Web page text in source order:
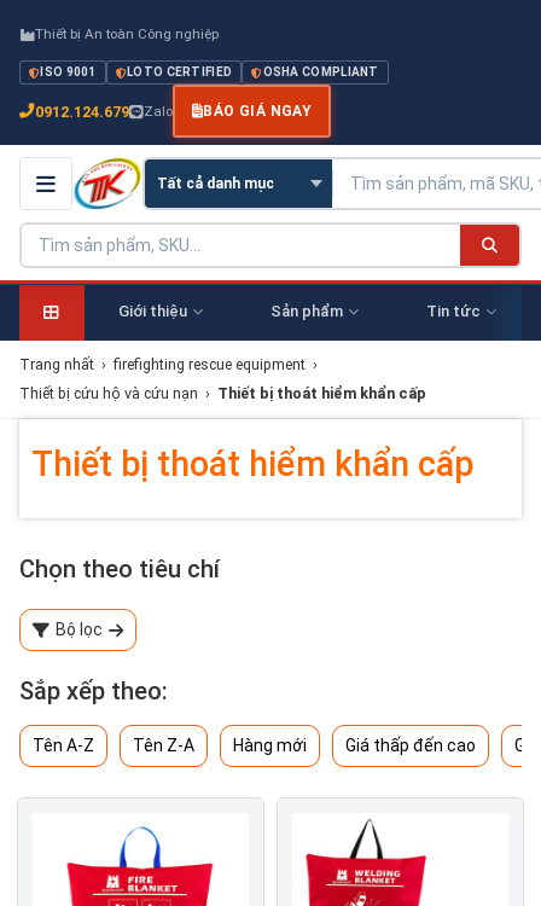
Thiết bị An toàn Công nghiệp
ISO 9001 LOTO CERTIFIED OSHA COMPLIANT
0912.124.679 Zalo BÁO GIÁ NGAY
Giới thiệu Sản phẩm Tin tức
Trang nhất › firefighting rescue equipment ›
Thiết bị cứu hộ và cứu nạn › Thiết bị thoát hiểm khẩn cấp
Thiết bị thoát hiểm khẩn cấp
Chọn theo tiêu chí
Bộ lọc
Sắp xếp theo:
Tên A-Z Tên Z-A Hàng mới Giá thấp đến cao